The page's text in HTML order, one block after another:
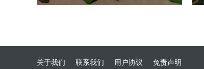
关于我们 联系我们 用户协议 免责声明